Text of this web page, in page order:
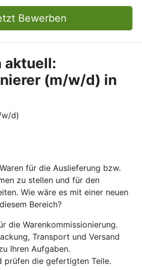
Bewerben
aktuell:
(m/w/d) in
w/d)
für die Auslieferung bzw.
zu stellen und für den
Wie wäre es mit einer neuen
Bereich?
die Warenkommissionierung.
Transport und Versand
Ihren Aufgaben.
prüfen die gefertigten Teile.